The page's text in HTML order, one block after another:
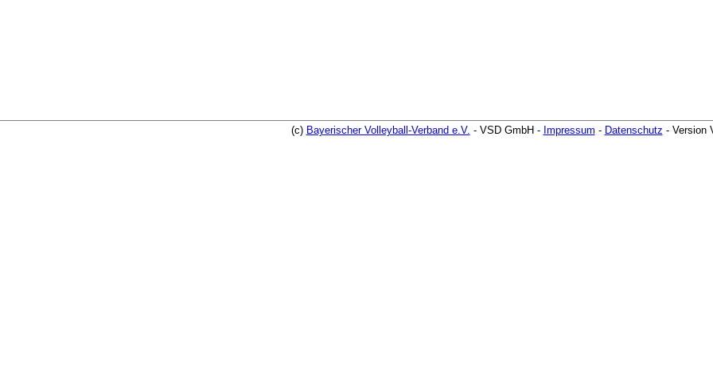
(c) Bayerischer Volleyball-Verband e.V. - VSD GmbH - Impressum - Datenschutz - Version